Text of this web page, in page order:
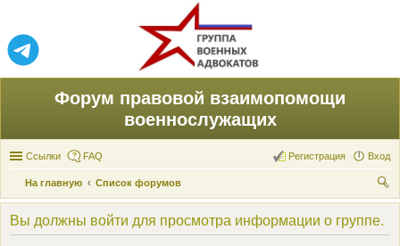
Форум правовой взаимопомощи
военнослужащих
Ссылки FAQ Вход
Регистрация
На главную
Список форумов
ои
ск
Вы должны войти для просмотра информации о группе.